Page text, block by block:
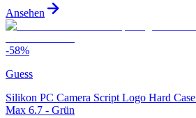
Ansehen
-58%
Guess
Silikon PC Camera Script Logo Hard
Max 6.7 - Grün